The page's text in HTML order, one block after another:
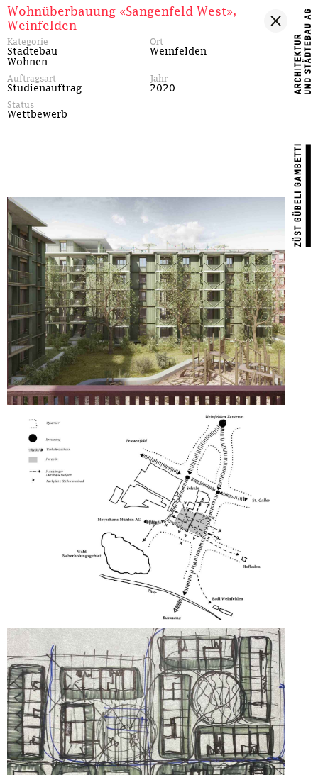
Wohnüberbauung «Sangenfeld West»,
Weinfelden
Kategorie
Städtebau
Wohnen
Ort
Weinfelden
Auftragsart
Studienauftrag
Jahr
2020
Status
Wettbewerb